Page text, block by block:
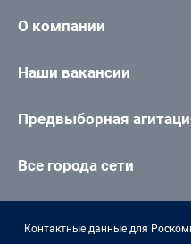
О компании
Наши вакансии
Предвыборная
Все города сети
Контактные данные для